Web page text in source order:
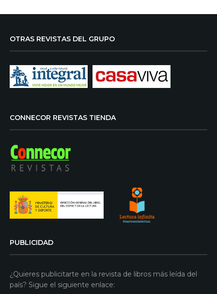
OTRAS REVISTAS DEL GRUPO
CONNECOR REVISTAS TIENDA
PUBLICIDAD
¿Quieres publicitarte en la revista de libros más leída del
país? Sigue el siguiente enlace: